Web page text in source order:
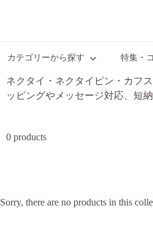
カテゴリーから探す 特集・
ネクタイ・ネクタイピン・カフ
ッピングやメッセージ対応、短納
0 products
Sorry, there are no products in this